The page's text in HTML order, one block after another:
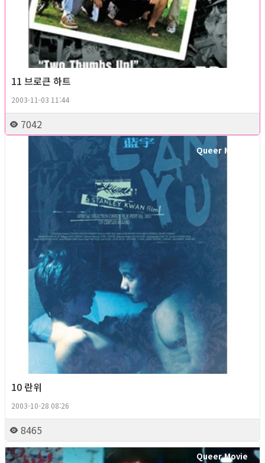
11 브로큰 하트
2003-11-03 11:44
7042
Queer Movie
10 란위
2003-10-28 08:26
8465
Queer Movie